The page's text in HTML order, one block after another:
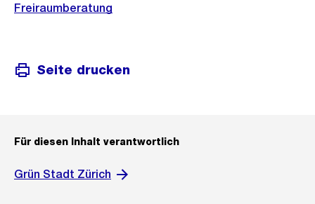
Freiraumberatung
Seite drucken
Für diesen Inhalt verantwortlich
Grün Stadt Zürich